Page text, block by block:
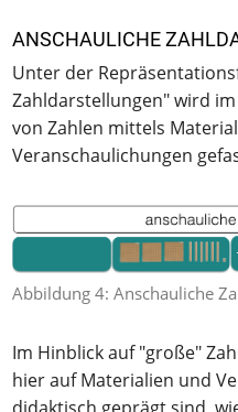
ANSCHAULICHE
Unter der
Zahldarstellungen" wird
von Zahlen mittels
Veranschaulichungen
Abbildung 4: Anschauliche
Im Hinblick auf "große"
hier auf Materialien und